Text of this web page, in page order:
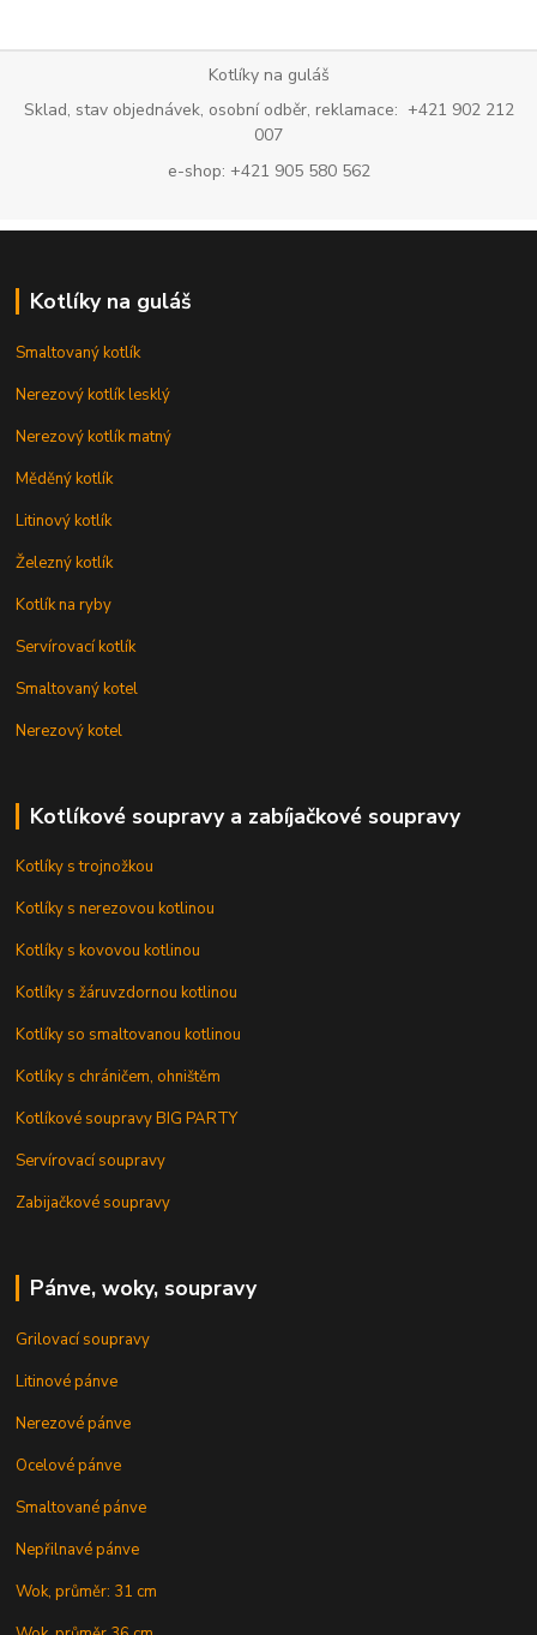
Kotlíky na guláš
Sklad, stav objednávek, osobní odběr, reklamace: +421 902 212
007
e-shop: +421 905 580 562
Kotlíky na guláš
Smaltovaný kotlík
Nerezový kotlík lesklý
Nerezový kotlík matný
Měděný kotlík
Litinový kotlík
Železný kotlík
Kotlík na ryby
Servírovací kotlík
Smaltovaný kotel
Nerezový kotel
Kotlíkové soupravy a zabíjačkové soupravy
Kotlíky s trojnožkou
Kotlíky s nerezovou kotlinou
Kotlíky s kovovou kotlinou
Kotlíky s žáruvzdornou kotlinou
Kotlíky so smaltovanou kotlinou
Kotlíky s chráničem, ohništěm
Kotlíkové soupravy BIG PARTY
Servírovací soupravy
Zabijačkové soupravy
Pánve, woky, soupravy
Grilovací soupravy
Litinové pánve
Nerezové pánve
Ocelové pánve
Smaltované pánve
Nepřilnavé pánve
Wok, průměr: 31 cm